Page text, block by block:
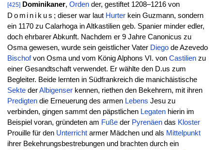
[425] Dominikaner, Ordender, gestiftet 1208–1216 von
Dominikus ; dieser war laut Hurter kein Guzmann, sondern
ein 1170 zu Calarhoga in Altkastilien geb. Spanier minder edler,
doch ehrbarer Abkunft. Nachdem er 9 Jahre Canonicus zu
Osma gewesen, wurde sein geistlicher Vater Diegode Azevedo
Bischofvon Osma und vom König Alphons VI. von Castilienzu
einer Gesandtschaft verwendet. Er wählte den D.us zum
Begleiter. Beide lernten in Südfrankreich die manichäistische
SektederAlbigenserkennen, riethen den Bekehrern, mit ihren
Predigtendie Erneuerung des armen Lebens Jesu zu
verbinden, gingen sammt den päpstlichen Legatenhierin im
Beispiel voran, gründeten am Fußeder Pyrenäendas Kloster
Prouille für den Unterrichtarmer Mädchen und als Mittelpunkt
ihrer Bekehrungsbestrebungen und brachten durch ein